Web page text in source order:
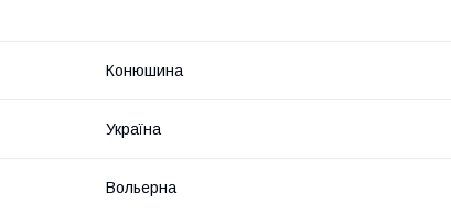
Конюшина
Україна
Вольерна